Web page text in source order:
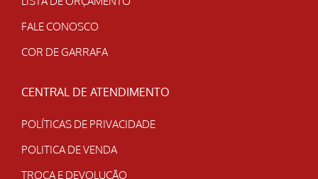
FALE CONOSCO
COR DE GARRAFA
CENTRAL DE ATENDIMENTO
POLÍTICAS DE PRIVACIDADE
POLITICA DE VENDA
TROCA E DEVOLUÇÃO